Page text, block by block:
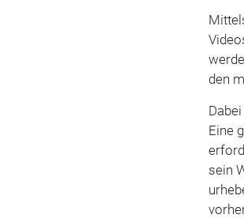
den
Eine
sein